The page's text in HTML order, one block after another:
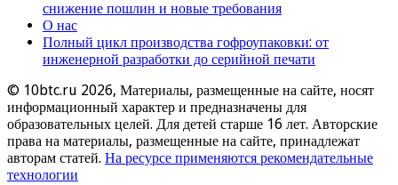
снижение пошлин и новые требования
О нас
Полный цикл производства гофроупаковки: от
инженерной разработки до серийной печати
© 10btc.ru 2026, Материалы, размещенные на сайте, носят
информационный характер и предназначены для
образовательных целей. Для детей старше 16 лет. Авторские
права на материалы, размещенные на сайте, принадлежат
авторам статей. На ресурсе применяются рекомендательные
технологии